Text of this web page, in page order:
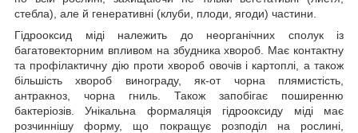
стебла), але й генеративні (клуби, плоди, ягоди) частини.
Гідрооксид міді належить до неорганічних сполук із
багатовекторним впливом на збудника хвороб. Має контактну
та профілактичну дію проти хвороб овочів і картоплі, а також
більшість хвороб винограду, як-от чорна плямистість,
антракноз, чорна гниль. Також запобігає поширенню
бактеріозів. Унікальна формаляція гідрооксиду міді має
розчиннішу форму, що покращує розподіл на рослині,